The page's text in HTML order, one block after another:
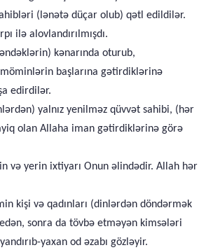
(lənətə düçar olub) qətl edildilər.
ilə alovlandırılmışdı.
kənarında oturub,
başlarına gətirdiklərinə
edirdilər.
yalnız yenilməz qüvvət sahibi, (hər
olan Allaha iman gətirdiklərinə görə
və yerin ixtiyarı Onun əlindədir. Allah hər
kişi və qadınları (dinlərdən döndərmək
sonra da tövbə etməyən kimsələri
yaxan od əzabı gözləyir.